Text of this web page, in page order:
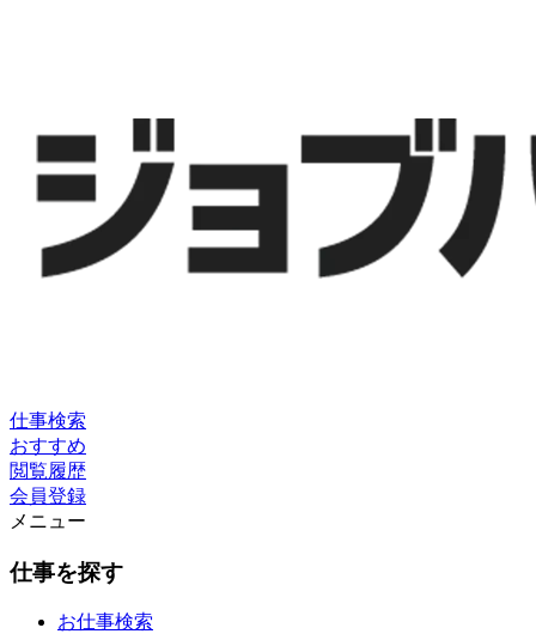
仕事検索
おすすめ
閲覧履歴
会員登録
メニュー
仕事を探す
お仕事検索